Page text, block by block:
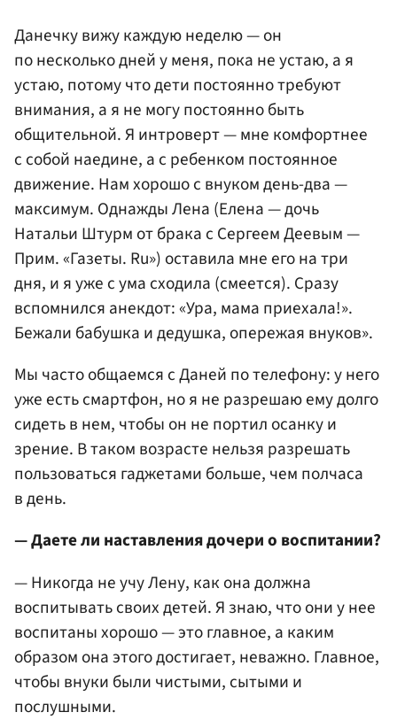
Данечку вижу каждую неделю — он
по несколько дней у меня, пока не устаю, а я
устаю, потому что дети постоянно требуют
внимания, а я не могу постоянно быть
общительной. Я интроверт — мне комфортнее
с собой наедине, а с ребенком постоянное
движение. Нам хорошо с внуком день-два —
максимум. Однажды Лена (Елена — дочь
Натальи Штурм от брака с Сергеем Деевым —
Прим. «Газеты. Ru») оставила мне его на три
дня, и я уже с ума сходила (смеется). Сразу
вспомнился анекдот: «Ура, мама приехала!».
Бежали бабушка и дедушка, опережая внуков».
Мы часто общаемся с Даней по телефону: у него
уже есть смартфон, но я не разрешаю ему долго
сидеть в нем, чтобы он не портил осанку и
зрение. В таком возрасте нельзя разрешать
пользоваться гаджетами больше, чем полчаса
в день.
— Даете ли наставления дочери о воспитании?
— Никогда не учу Лену, как она должна
воспитывать своих детей. Я знаю, что они у нее
воспитаны хорошо — это главное, а каким
образом она этого достигает, неважно. Главное,
чтобы внуки были чистыми, сытыми и
послушными.